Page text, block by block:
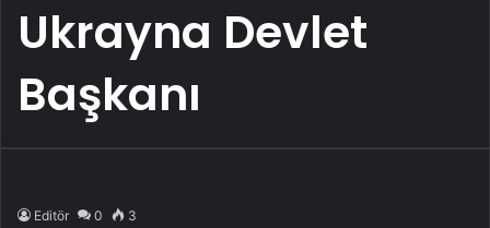
Ukrayna Devlet
Başkanı
Editör 0 3